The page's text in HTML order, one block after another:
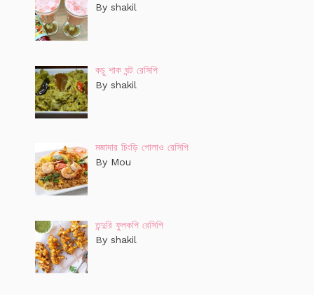
By shakil
কচু শাক ঘন্ট রেসিপি
By shakil
মজাদার চিংড়ি পোলাও রেসিপি
By Mou
তন্দুরি ফুলকপি রেসিপি
By shakil